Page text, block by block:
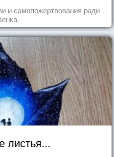
и самопожертвования ради
листья...